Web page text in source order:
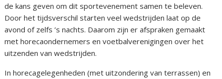
de kans geven om dit sportevenement samen te beleven.
Door het tijdsverschil starten veel wedstrijden laat op de
avond of zelfs ’s nachts. Daarom zijn er afspraken gemaakt
met horecaondernemers en voetbalverenigingen over het
uitzenden van wedstrijden.
In horecagelegenheden (met uitzondering van terrassen) en